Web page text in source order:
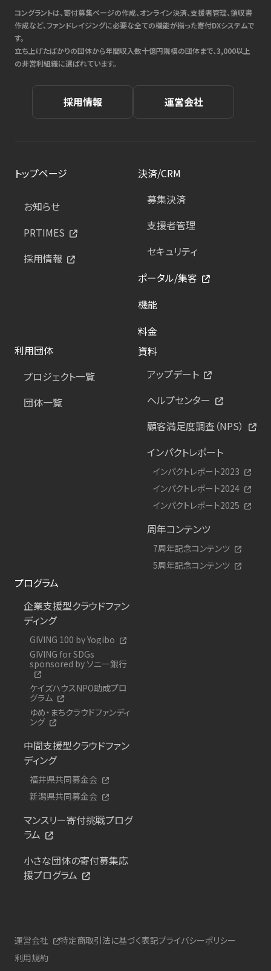
コングラントは、寄付募集ページの作成、オンライン決済、支援者管理、領収書
作成など、ファンドレイジングに必要な全ての機能が揃った寄付DXシステムで
す。
立ち上げたばかりの団体から年間収入数十億円規模の団体まで、3,000以上
の非営利組織に選ばれています。
採用情報 運営会社
トップページ
お知らせ
PRTIMES
採用情報
決済/CRM
募集決済
支援者管理
セキュリティ
ポータル/集客
機能
料金
利用団体
プロジェクト一覧
団体一覧
資料
アップデート
ヘルプセンター
顧客満足度調査（NPS）
インパクトレポート
インパクトレポート2023
インパクトレポート2024
インパクトレポート2025
周年コンテンツ
7周年記念コンテンツ
5周年記念コンテンツ
プログラム
企業支援型クラウドファン
ディング
GIVING 100 by Yogibo
GIVING for SDGs
sponsored by ソニー銀行
ケイズハウスNPO助成プロ
グラム
ゆめ・まちクラウドファンディ
ング
中間支援型クラウドファン
ディング
福井県共同募金会
新潟県共同募金会
マンスリー寄付挑戦プログ
ラム
小さな団体の寄付募集応
援プログラム
運営会社 特定商取引法に基づく表記プライバシーポリシー
利用規約